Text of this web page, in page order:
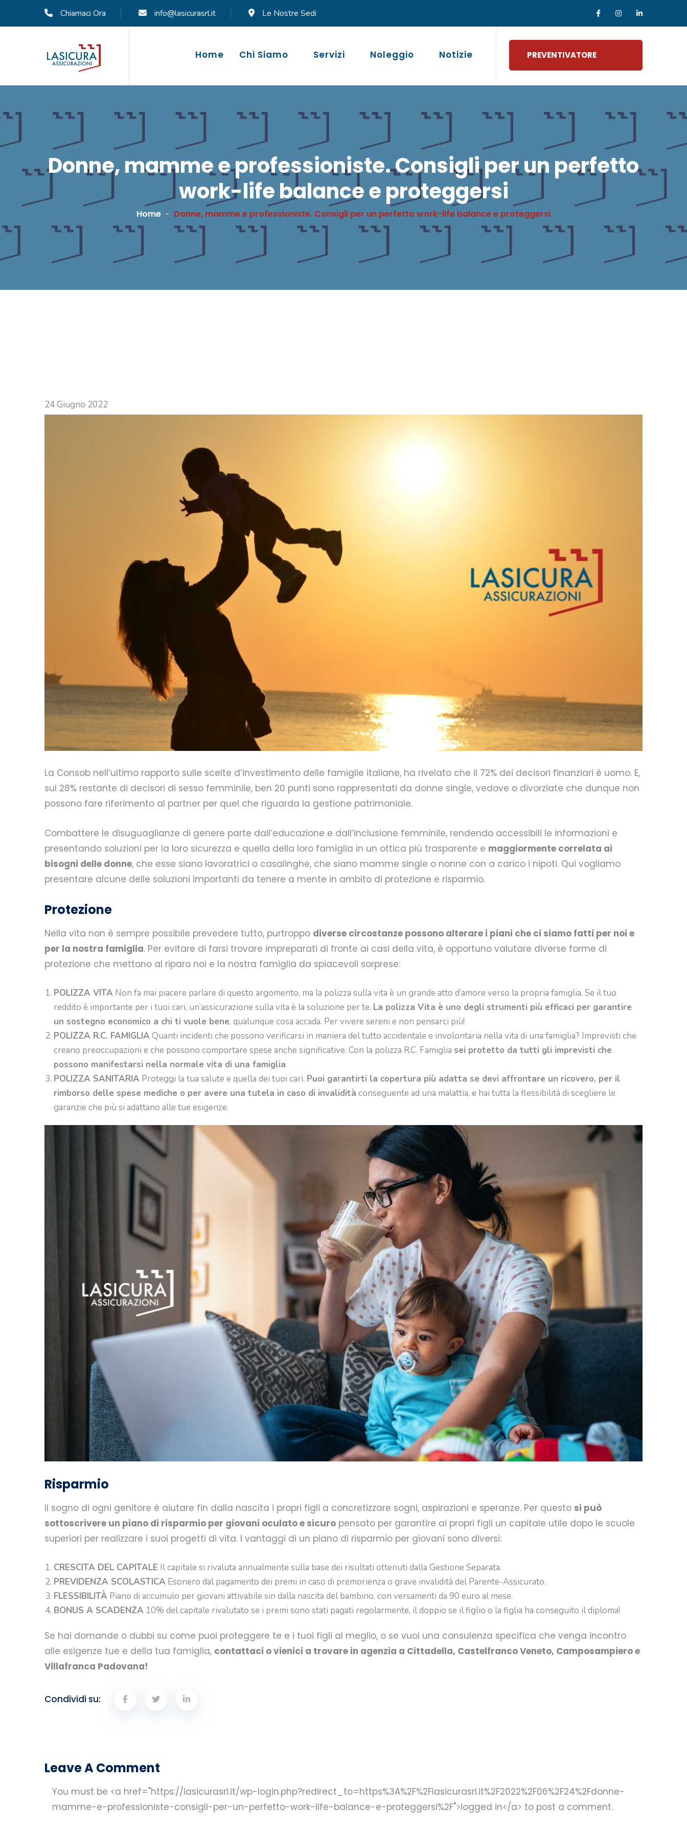
Chiamaci Ora info@lasicurasrl.it Le Nostre Sedi
Home Chi Siamo Servizi Noleggio Notizie PREVENTIVATORE
Donne, mamme e professioniste. Consigli per un perfetto
work-life balance e proteggersi
Home Donne, mamme e professioniste. Consigli per un perfetto work-life balance e proteggersi
24 Giugno 2022
La Consob nell’ultimo rapporto sulle scelte d’investimento delle famiglie italiane, ha rivelato che il 72% dei decisori finanziari è uomo. E,
sul 28% restante di decisori di sesso femminile, ben 20 punti sono rappresentati da donne single, vedove o divorziate che dunque non
possono fare riferimento al partner per quel che riguarda la gestione patrimoniale.
Combattere le disuguaglianze di genere parte dall’educazione e dall’inclusione femminile, rendendo accessibili le informazioni e
presentando soluzioni per la loro sicurezza e quella della loro famiglia in un ottica più trasparente e maggiormente correlata ai
bisogni delle donne, che esse siano lavoratrici o casalinghe, che siano mamme single o nonne con a carico i nipoti. Qui vogliamo
presentare alcune delle soluzioni importanti da tenere a mente in ambito di protezione e risparmio.
Protezione
Nella vita non è sempre possibile prevedere tutto, purtroppo diverse circostanze possono alterare i piani che ci siamo fatti per noi e
per la nostra famiglia. Per evitare di farsi trovare impreparati di fronte ai casi della vita, è opportuno valutare diverse forme di
protezione che mettono al riparo noi e la nostra famiglia da spiacevoli sorprese:
POLIZZA VITA Non fa mai piacere parlare di questo argomento, ma la polizza sulla vita è un grande atto d’amore verso la propria famiglia. Se il tuo
reddito è importante per i tuoi cari, un’assicurazione sulla vita è la soluzione per te. La polizza Vita è uno degli strumenti più efficaci per garantire
un sostegno economico a chi ti vuole bene, qualunque cosa accada. Per vivere sereni e non pensarci più!
POLIZZA R.C. FAMIGLIA Quanti incidenti che possono verificarsi in maniera del tutto accidentale e involontaria nella vita di una famiglia? Imprevisti che
creano preoccupazioni e che possono comportare spese anche significative. Con la polizza R.C. Famiglia sei protetto da tutti gli imprevisti che
possono manifestarsi nella normale vita di una famiglia.
POLIZZA SANITARIA Proteggi la tua salute e quella dei tuoi cari. Puoi garantirti la copertura più adatta se devi affrontare un ricovero, per il
rimborso delle spese mediche o per avere una tutela in caso di invalidità conseguente ad una malattia, e hai tutta la flessibilità di scegliere le
garanzie che più si adattano alle tue esigenze.
Risparmio
Il sogno di ogni genitore è aiutare fin dalla nascita i propri figli a concretizzare sogni, aspirazioni e speranze. Per questo si può
sottoscrivere un piano di risparmio per giovani oculato e sicuro pensato per garantire ai propri figli un capitale utile dopo le scuole
superiori per realizzare i suoi progetti di vita. I vantaggi di un piano di risparmio per giovani sono diversi:
CRESCITA DEL CAPITALE Il capitale si rivaluta annualmente sulla base dei risultati ottenuti dalla Gestione Separata.
PREVIDENZA SCOLASTICA Esonero dal pagamento dei premi in caso di premorienza o grave invalidità del Parente-Assicurato.
FLESSIBILITÀ Piano di accumulo per giovani attivabile sin dalla nascita del bambino, con versamenti da 90 euro al mese.
BONUS A SCADENZA 10% del capitale rivalutato se i premi sono stati pagati regolarmente, il doppio se il figlio o la figlia ha conseguito il diploma!
Se hai domande o dubbi su come puoi proteggere te e i tuoi figli al meglio, o se vuoi una consulenza specifica che venga incontro
alle esigenze tue e della tua famiglia, contattaci o vienici a trovare in agenzia a Cittadella, Castelfranco Veneto, Camposampiero e
Villafranca Padovana!
Condividi su:
Leave A Comment
You must be <a href="https://lasicurasrl.it/wp-login.php?redirect_to=https%3A%2F%2Flasicurasrl.it%2F2022%2F06%2F24%2Fdonne-
mamme-e-professioniste-consigli-per-un-perfetto-work-life-balance-e-proteggersi%2F">logged in</a> to post a comment.